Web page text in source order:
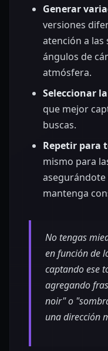
Generar
versiones
atención a las
ángulos de
atmósfera.
Seleccionar
que mejor
buscas.
Repetir para
mismo para
asegurándote
mantenga
No tengas
en función de
captando ese
agregando
noir" o
una dirección